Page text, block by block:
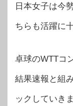
日本女子は今
ちらも活躍に
卓球のWTTコ
結果速報と組
ックしていき